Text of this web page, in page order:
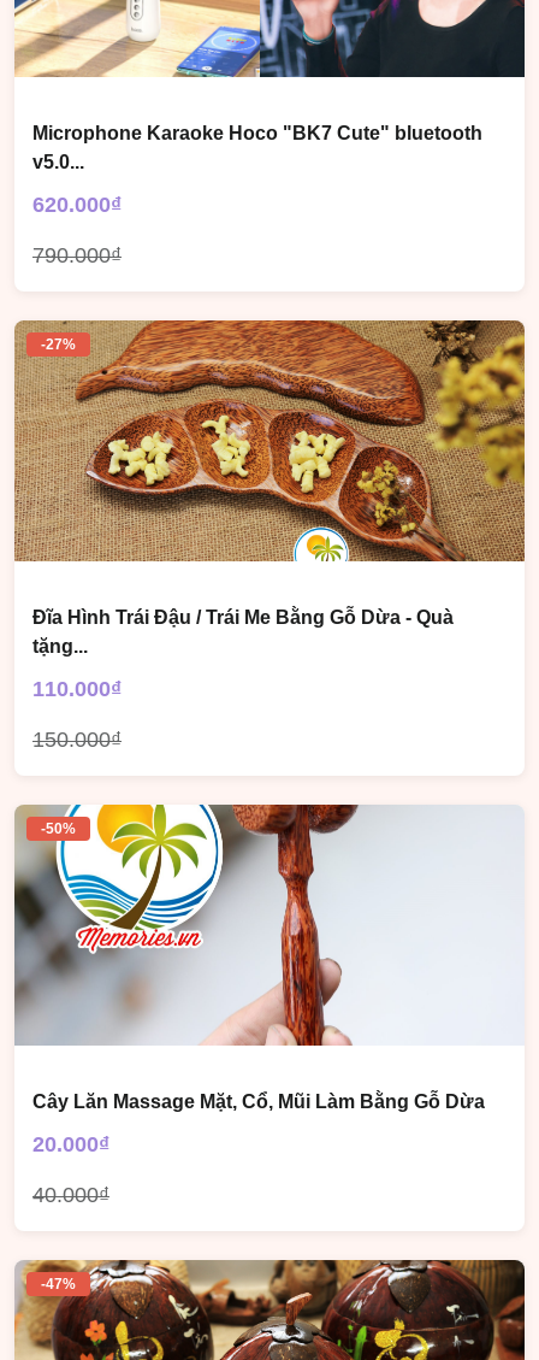
Microphone Karaoke Hoco "BK7 Cute" bluetooth
v5.0...
620.000₫
790.000₫
-27%
Đĩa Hình Trái Đậu / Trái Me Bằng Gỗ Dừa - Quà
tặng...
110.000₫
150.000₫
-50%
Cây Lăn Massage Mặt, Cổ, Mũi Làm Bằng Gỗ Dừa
20.000₫
40.000₫
-47%